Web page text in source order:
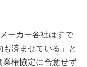
ーカー各社はすで
済ませている」と
業権協定に合意せず